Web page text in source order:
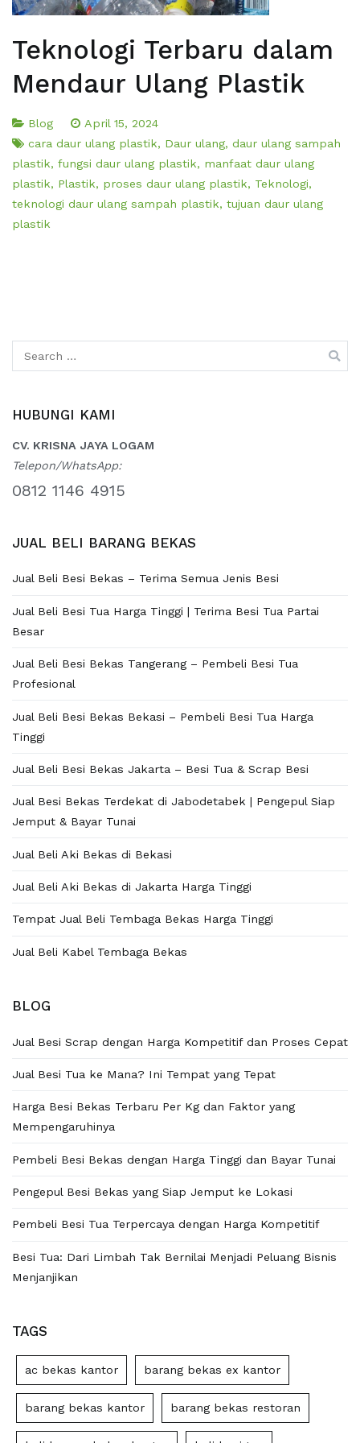
Teknologi Terbaru dalam
Mendaur Ulang Plastik
Blog
April 15, 2024
cara daur ulang plastik, Daur ulang, daur ulang sampah
plastik, fungsi daur ulang plastik, manfaat daur ulang
plastik, Plastik, proses daur ulang plastik, Teknologi,
teknologi daur ulang sampah plastik, tujuan daur ulang
plastik
for:
HUBUNGI KAMI
CV. KRISNA JAYA LOGAM
Telepon/WhatsApp:
0812 1146 4915
JUAL BELI BARANG BEKAS
Jual Beli Besi Bekas – Terima Semua Jenis Besi
Jual Beli Besi Tua Harga Tinggi | Terima Besi Tua Partai
Besar
Jual Beli Besi Bekas Tangerang – Pembeli Besi Tua
Profesional
Jual Beli Besi Bekas Bekasi – Pembeli Besi Tua Harga
Tinggi
Jual Beli Besi Bekas Jakarta – Besi Tua & Scrap Besi
Jual Besi Bekas Terdekat di Jabodetabek | Pengepul Siap
Jemput & Bayar Tunai
Jual Beli Aki Bekas di Bekasi
Jual Beli Aki Bekas di Jakarta Harga Tinggi
Tempat Jual Beli Tembaga Bekas Harga Tinggi
Jual Beli Kabel Tembaga Bekas
BLOG
Jual Besi Scrap dengan Harga Kompetitif dan Proses Cepat
Jual Besi Tua ke Mana? Ini Tempat yang Tepat
Harga Besi Bekas Terbaru Per Kg dan Faktor yang
Mempengaruhinya
Pembeli Besi Bekas dengan Harga Tinggi dan Bayar Tunai
Pengepul Besi Bekas yang Siap Jemput ke Lokasi
Pembeli Besi Tua Terpercaya dengan Harga Kompetitif
Besi Tua: Dari Limbah Tak Bernilai Menjadi Peluang Bisnis
Menjanjikan
TAGS
ac bekas kantor barang bekas ex kantor
barang bekas kantor barang bekas restoran